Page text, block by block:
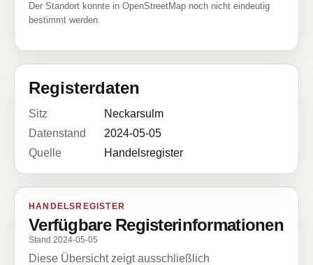
Der Standort konnte in OpenStreetMap noch nicht eindeutig
bestimmt werden.
Registerdaten
Sitz
Neckarsulm
Datenstand
2024-05-05
Quelle
Handelsregister
HANDELSREGISTER
Verfügbare Registerinformationen
Stand 2024-05-05
Diese Übersicht zeigt ausschließlich